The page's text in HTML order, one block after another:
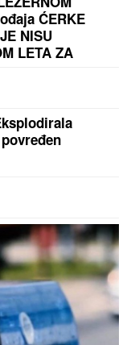
ĆERKE
NISU
LETA ZA